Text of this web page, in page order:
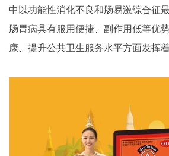
中以功能性消化不良和肠易激综合征
肠胃病具有服用便捷、副作用低等优
康、提升公共卫生服务水平方面发挥